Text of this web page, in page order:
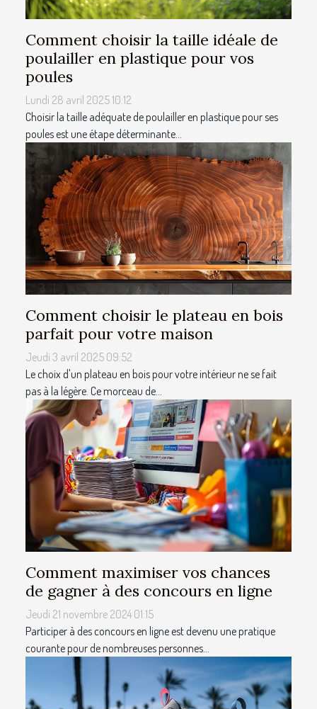
Comment choisir la taille idéale de
poulailler en plastique pour vos
poules
Lundi 28 avril 2025 10:12
Choisir la taille adéquate de poulailler en plastique pour ses
poules est une étape déterminante...
Comment choisir le plateau en bois
parfait pour votre maison
Jeudi 3 avril 2025 09:52
Le choix d'un plateau en bois pour votre intérieur ne se fait
pas à la légère. Ce morceau de...
Comment maximiser vos chances
de gagner à des concours en ligne
Jeudi 21 novembre 2024 01:15
Participer à des concours en ligne est devenu une pratique
courante pour de nombreuses personnes...